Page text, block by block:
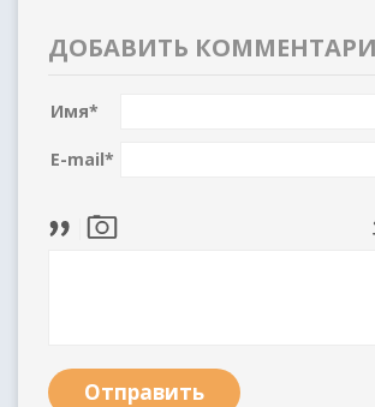
ДОБАВИТЬ
Имя*
E-mail*
Отправить